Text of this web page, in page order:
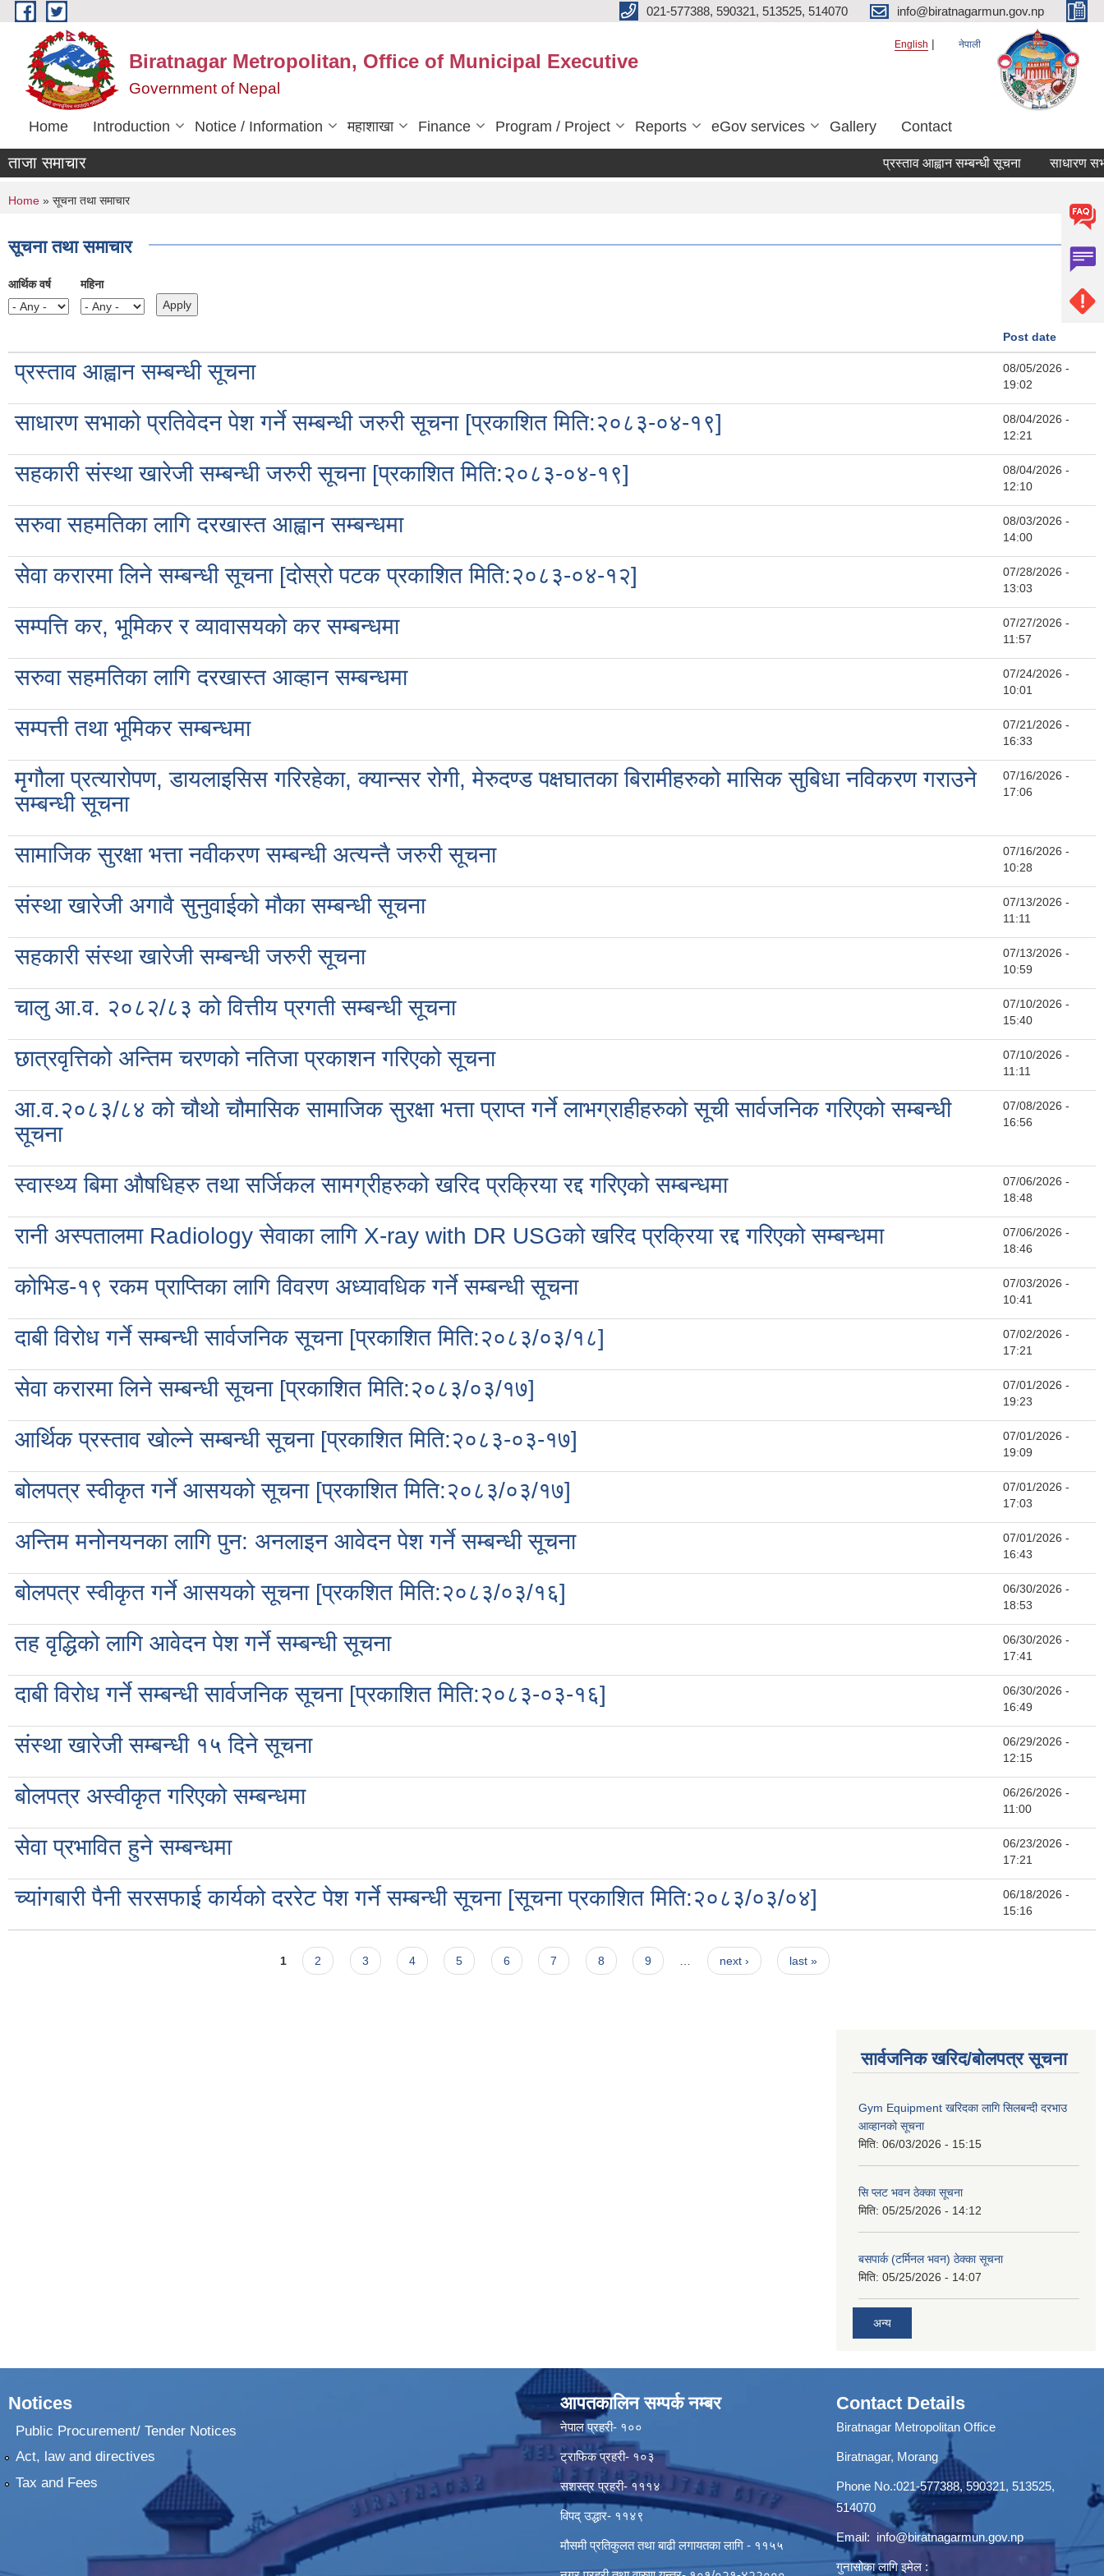
Skip to main content 021-577388, 590321, 513525, 514070 info@biratnagarmun.gov.np
Biratnagar Metropolitan, Office of Municipal Executive
Government of Nepal
English नेपाली
Home Introduction Notice / Information महाशाखा Finance Program / Project Reports eGov services Gallery Contact
ताजा समाचार प्रस्ताव आह्वान सम्बन्धी सूचना साधारण
You are here
Home » सूचना तथा समाचार
सूचना तथा समाचार
आर्थिक वर्ष महिना
Post date
प्रस्ताव आह्वान सम्बन्धी सूचना
08/05/2026 -
19:02
साधारण सभाको प्रतिवेदन पेश गर्ने सम्बन्धी जरुरी सूचना [प्रकाशित मिति:२०८३-०४-१९]
08/04/2026 -
12:21
सहकारी संस्था खारेजी सम्बन्धी जरुरी सूचना [प्रकाशित मिति:२०८३-०४-१९]
08/04/2026 -
12:10
सरुवा सहमतिका लागि दरखास्त आह्वान सम्बन्धमा
08/03/2026 -
14:00
सेवा करारमा लिने सम्बन्धी सूचना [दोस्रो पटक प्रकाशित मिति:२०८३-०४-१२]
07/28/2026 -
13:03
सम्पत्ति कर, भूमिकर र व्यावासयको कर सम्बन्धमा
07/27/2026 -
11:57
सरुवा सहमतिका लागि दरखास्त आव्हान सम्बन्धमा
07/24/2026 -
10:01
सम्पत्ती तथा भूमिकर सम्बन्धमा
07/21/2026 -
16:33
मृगौला प्रत्यारोपण, डायलाइसिस गरिरहेका, क्यान्सर रोगी, मेरुदण्ड पक्षघातका बिरामीहरुको मासिक सुबिधा नविकरण गराउने
सम्बन्धी सूचना
07/16/2026 -
17:06
सामाजिक सुरक्षा भत्ता नवीकरण सम्बन्धी अत्यन्तै जरुरी सूचना
07/16/2026 -
10:28
संस्था खारेजी अगावै सुनुवाईको मौका सम्बन्धी सूचना
07/13/2026 -
11:11
सहकारी संस्था खारेजी सम्बन्धी जरुरी सूचना
07/13/2026 -
10:59
चालु आ.व. २०८२/८३ को वित्तीय प्रगती सम्बन्धी सूचना
07/10/2026 -
15:40
छात्रवृत्तिको अन्तिम चरणको नतिजा प्रकाशन गरिएको सूचना
07/10/2026 -
11:11
आ.व.२०८३/८४ को चौथो चौमासिक सामाजिक सुरक्षा भत्ता प्राप्त गर्ने लाभग्राहीहरुको सूची सार्वजनिक गरिएको सम्बन्धी
सूचना
07/08/2026 -
16:56
स्वास्थ्य बिमा औषधिहरु तथा सर्जिकल सामग्रीहरुको खरिद प्रक्रिया रद्द गरिएको सम्बन्धमा
07/06/2026 -
18:48
रानी अस्पतालमा Radiology सेवाका लागि X-ray with DR USGको खरिद प्रक्रिया रद्द गरिएको सम्बन्धमा
07/06/2026 -
18:46
कोभिड-१९ रकम प्राप्तिका लागि विवरण अध्यावधिक गर्ने सम्बन्धी सूचना
07/03/2026 -
10:41
दाबी विरोध गर्ने सम्बन्धी सार्वजनिक सूचना [प्रकाशित मिति:२०८३/०३/१८]
07/02/2026 -
17:21
सेवा करारमा लिने सम्बन्धी सूचना [प्रकाशित मिति:२०८३/०३/१७]
07/01/2026 -
19:23
आर्थिक प्रस्ताव खोल्ने सम्बन्धी सूचना [प्रकाशित मिति:२०८३-०३-१७]
07/01/2026 -
19:09
बोलपत्र स्वीकृत गर्ने आसयको सूचना [प्रकाशित मिति:२०८३/०३/१७]
07/01/2026 -
17:03
अन्तिम मनोनयनका लागि पुन: अनलाइन आवेदन पेश गर्ने सम्बन्धी सूचना
07/01/2026 -
16:43
बोलपत्र स्वीकृत गर्ने आसयको सूचना [प्रकशित मिति:२०८३/०३/१६]
06/30/2026 -
18:53
तह वृद्धिको लागि आवेदन पेश गर्ने सम्बन्धी सूचना
06/30/2026 -
17:41
दाबी विरोध गर्ने सम्बन्धी सार्वजनिक सूचना [प्रकाशित मिति:२०८३-०३-१६]
06/30/2026 -
16:49
संस्था खारेजी सम्बन्धी १५ दिने सूचना
06/29/2026 -
12:15
बोलपत्र अस्वीकृत गरिएको सम्बन्धमा
06/26/2026 -
11:00
सेवा प्रभावित हुने सम्बन्धमा
06/23/2026 -
17:21
च्यांगबारी पैनी सरसफाई कार्यको दररेट पेश गर्ने सम्बन्धी सूचना [सूचना प्रकाशित मिति:२०८३/०३/०४]
06/18/2026 -
15:16
1 2 3 4 5 6 7 8 9 … next › last »
सार्वजनिक खरिद/बोलपत्र सूचना
Gym Equipment खरिदका लागि सिलबन्दी दरभाउ
आव्हानको सूचना
मिति: 06/03/2026 - 15:15
सि प्लट भवन ठेक्का सूचना
मिति: 05/25/2026 - 14:12
बसपार्क (टर्मिनल भवन) ठेक्का सूचना
मिति: 05/25/2026 - 14:07
अन्य
Notices
Public Procurement/ Tender Notices
Act, law and directives
Tax and Fees
आपतकालिन सम्पर्क नम्बर
नेपाल प्रहरी- १००
ट्राफिक प्रहरी- १०३
सशस्त्र प्रहरी- १११४
विपद् उद्धार- ११४९
मौसमी प्रतिकुलत तथा बाढी लगायतका लागि - ११५५
Contact Details
Biratnagar Metropolitan Office
Biratnagar, Morang
Phone No.:021-577388, 590321, 513525,
514070
Email: info@biratnagarmun.gov.np
गुनासोका लागि इमेल :